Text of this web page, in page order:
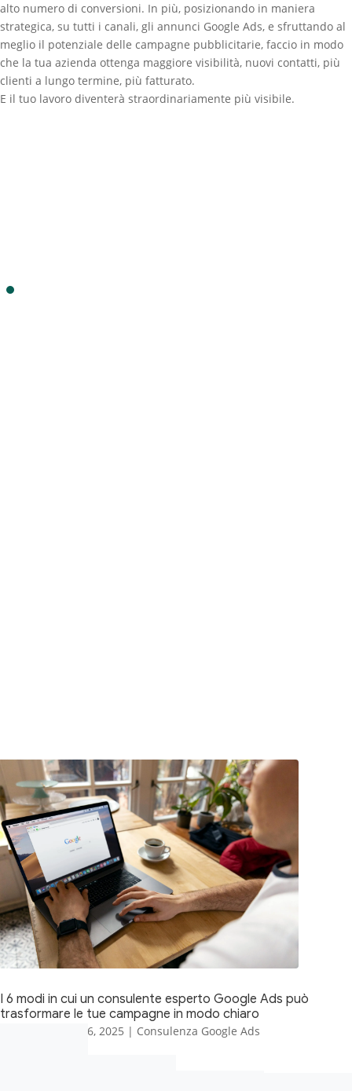
alto numero di conversioni. In più, posizionando in maniera
strategica, su tutti i canali, gli annunci Google Ads, e sfruttando al
meglio il potenziale delle campagne pubblicitarie, faccio in modo
che la tua azienda ottenga maggiore visibilità, nuovi contatti, più
clienti a lungo termine, più fatturato.
E il tuo lavoro diventerà straordinariamente più visibile.
I 6 modi in cui un consulente esperto Google Ads può
trasformare le tue campagne in modo chiaro
Mag 6, 2025 | Consulenza Google Ads